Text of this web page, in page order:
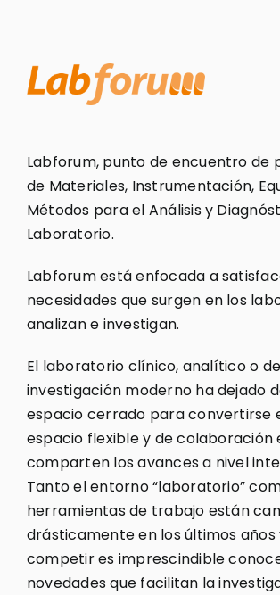
Labforum, punto de encuentro de
de Materiales, Instrumentación,
Métodos para el Análisis y
Laboratorio.
Labforum está enfocada a
necesidades que surgen en los
analizan e investigan.
El laboratorio clínico, analítico o de
investigación moderno ha dejado
espacio cerrado para convertirse
espacio flexible y de colaboración
comparten los avances a nivel
Tanto el entorno “laboratorio”
herramientas de trabajo están
drásticamente en los últimos años
competir es imprescindible
novedades que facilitan la